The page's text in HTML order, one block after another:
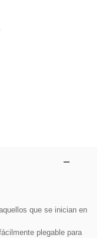
que se inician en
plegable para